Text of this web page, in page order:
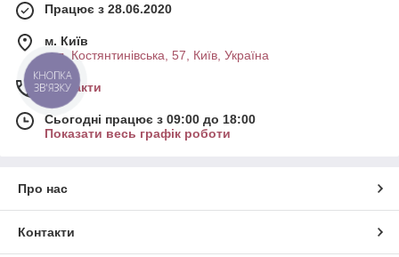
Працює з 28.06.2020
м. Київ
вул. Костянтинівська, 57, Київ, Україна
Контакти
Сьогодні працює з 09:00 до 18:00
Показати весь графік роботи
Про нас
Контакти
КНОПКА
ЗВ'ЯЗКУ